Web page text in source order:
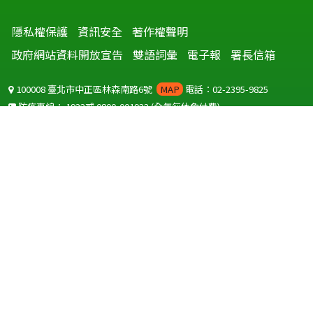
隱私權保護 資訊安全 著作權聲明
政府網站資料開放宣告
雙語詞彙 電子報 署長信箱
100008 臺北市中正區林森南路6號 MAP 電話：02-2395-9825
防疫專線：1922或0800-001922(全年無休免付費)